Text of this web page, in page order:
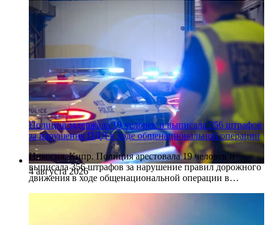
4 августа 2026
Полиция задержала 19 человек и выписала 356 штрафов
за нарушения ПДД в ходе общенациональной операции
Никосия, Кипр. Полиция арестовала 19 человек и
выписала 356 штрафов за нарушение правил дорожного
движения в ходе общенациональной операции в…